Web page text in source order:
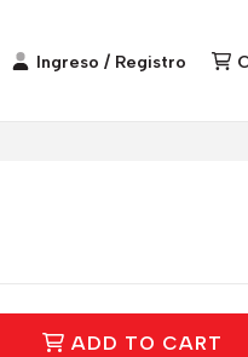
Ingreso / Registro
ADD TO CART